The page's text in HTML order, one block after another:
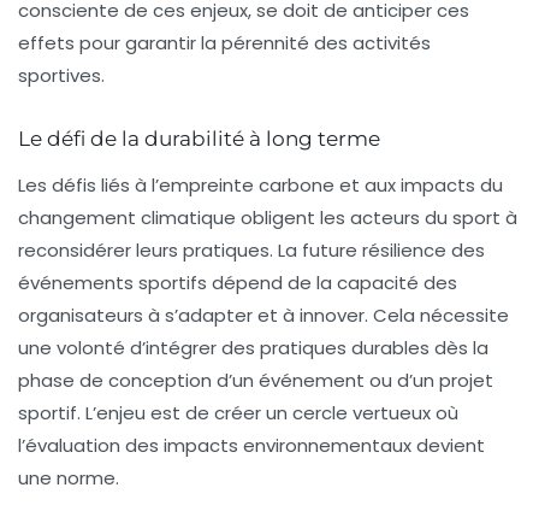
consciente de ces enjeux, se doit de anticiper ces
effets pour garantir la pérennité des activités
sportives.
Le défi de la durabilité à long terme
Les défis liés à l’empreinte carbone et aux impacts du
changement climatique obligent les acteurs du sport à
reconsidérer leurs pratiques. La future résilience des
événements sportifs dépend de la capacité des
organisateurs à s’adapter et à innover. Cela nécessite
une volonté d’intégrer des pratiques durables dès la
phase de conception d’un événement ou d’un projet
sportif. L’enjeu est de créer un cercle vertueux où
l’évaluation des impacts environnementaux devient
une norme.